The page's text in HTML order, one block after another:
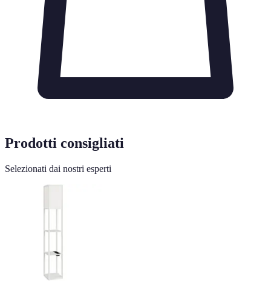
Prodotti consigliati
Selezionati dai nostri esperti